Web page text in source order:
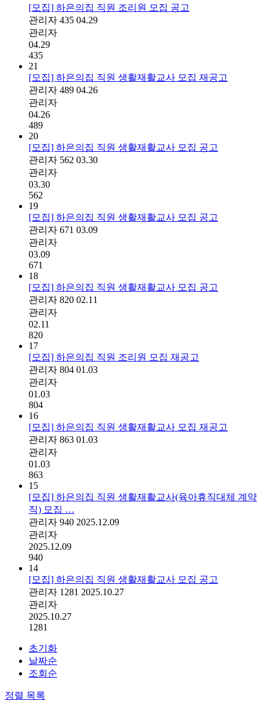
[모집] 하은의집 직원 조리원 모집 공고
관리자 435 04.29
관리자
04.29
435
21
[모집] 하은의집 직원 생활재활교사 모집 재공고
관리자 489 04.26
관리자
04.26
489
20
[모집] 하은의집 직원 생활재활교사 모집 공고
관리자 562 03.30
관리자
03.30
562
19
[모집] 하은의집 직원 생활재활교사 모집 공고
관리자 671 03.09
관리자
03.09
671
18
[모집] 하은의집 직원 생활재활교사 모집 공고
관리자 820 02.11
관리자
02.11
820
17
[모집] 하은의집 직원 조리원 모집 재공고
관리자 804 01.03
관리자
01.03
804
16
[모집] 하은의집 직원 생활재활교사 모집 재공고
관리자 863 01.03
관리자
01.03
863
15
[모집] 하은의집 직원 생활재활교사(육아휴직대체 계약
직) 모집 …
관리자 940 2025.12.09
관리자
2025.12.09
940
14
[모집] 하은의집 직원 생활재활교사 모집 공고
관리자 1281 2025.10.27
관리자
2025.10.27
1281
초기화
날짜순
조회순
정렬 목록